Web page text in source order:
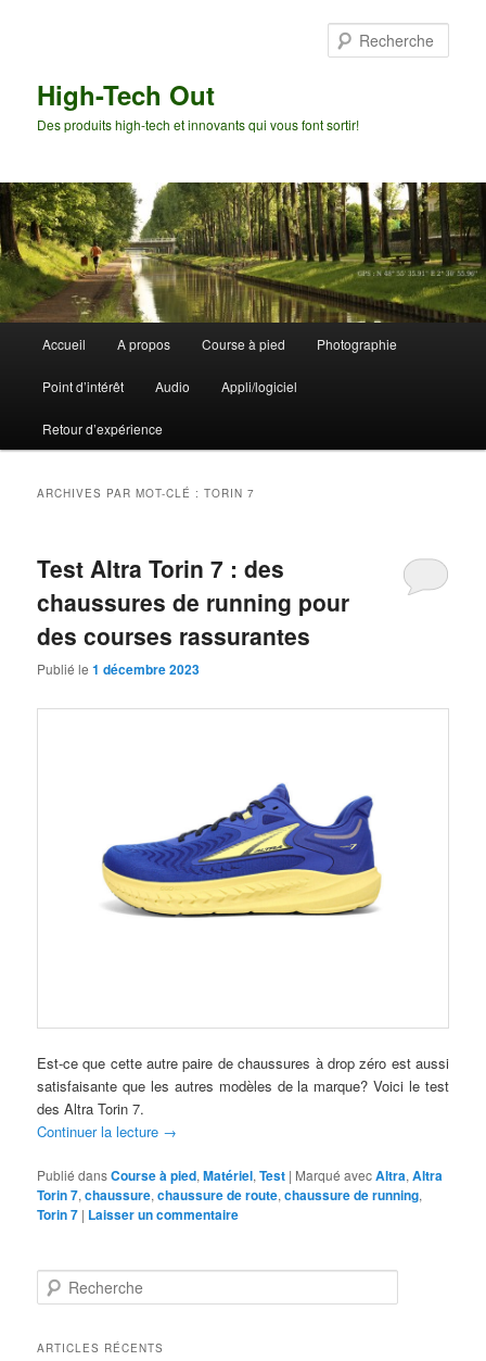
High-Tech Out
Des produits high-tech et innovants qui vous font sortir!
principal
Accueil A propos Course à pied Photographie
Point d’intérêt Audio Appli/logiciel
Retour d’expérience
ARCHIVES PAR MOT-CLÉ :TORIN 7
Test Altra Torin 7 : des
chaussures de running pour
des courses rassurantes
Publié le1 décembre 2023
Est-ce que cette autre paire de chaussures à drop zéro est aussi
satisfaisante que les autres modèles de la marque? Voici le test
des Altra Torin 7.
Continuer la lecture →
Publié dansCourse à pied,Matériel,Test | Marqué avecAltra,Altra
Torin 7,chaussure,chaussure de route,chaussure de running,
Torin 7 | Laisser un commentaire
e
h
ARTICLES RÉCENTS